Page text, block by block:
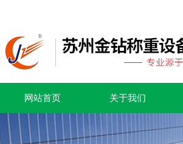
网站首页 关于我们